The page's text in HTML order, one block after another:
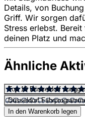
Details, von
Griff. Wir sorgen
Stress erlebst.
deinen Platz und
Ähnliche
Top 10 Düsseldorf
Düsseldorf
In den Warenkorb legen